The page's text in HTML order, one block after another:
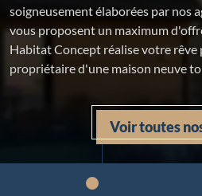
soigneusement élaborées par nos
vous proposent un maximum
Habitat Concept réalise votre rêve
propriétaire d'une maison neuve
Voir toutes
Chargement...